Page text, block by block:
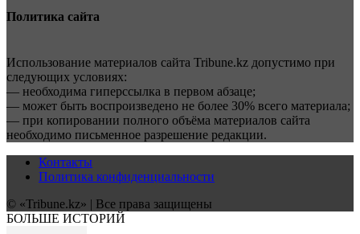
Политика сайта
Использование материалов сайта Tribune.kz допустимо при
следующих условиях:
— необходима гиперссылка в первом абзаце;
— может быть воспроизведено не более 30% всего материала;
— при копировании полного объёма материалов сайта
необходимо письменное разрешение редакции.
Контакты
Политика конфиденциальности
© «Tribune.kz» | Все права защищены
БОЛЬШЕ ИСТОРИЙ